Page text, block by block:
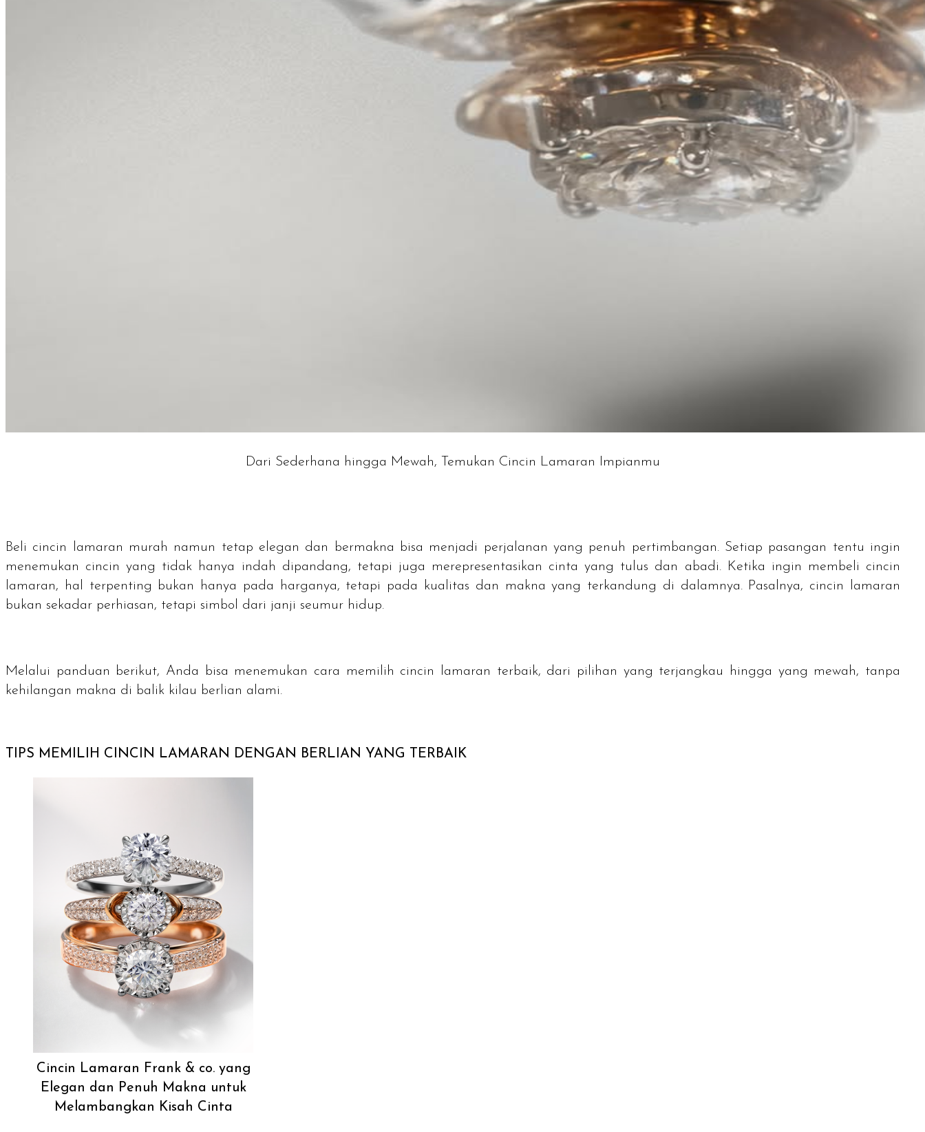
Dari Sederhana hingga Mewah, Temukan Cincin Lamaran Impianmu
Beli cincin lamaran murah namun tetap elegan dan bermakna bisa menjadi perjalanan yang penuh pertimbangan. Setiap pasangan tentu ingin
menemukan cincin yang tidak hanya indah dipandang, tetapi juga merepresentasikan cinta yang tulus dan abadi. Ketika ingin membeli cincin
lamaran, hal terpenting bukan hanya pada harganya, tetapi pada kualitas dan makna yang terkandung di dalamnya. Pasalnya, cincin lamaran
bukan sekadar perhiasan, tetapi simbol dari janji seumur hidup.
Melalui panduan berikut, Anda bisa menemukan cara memilih cincin lamaran terbaik, dari pilihan yang terjangkau hingga yang mewah, tanpa
kehilangan makna di balik kilau berlian alami.
TIPS MEMILIH CINCIN LAMARAN DENGAN BERLIAN YANG TERBAIK
Cincin Lamaran Frank & co. yang
Elegan dan Penuh Makna untuk
Melambangkan Kisah Cinta